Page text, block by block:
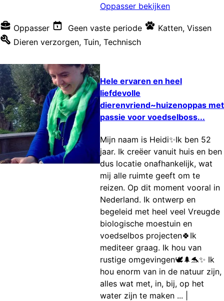
Oppasser bekijken
Oppasser Geen vaste periode Katten, Vissen
Dieren verzorgen, Tuin, Technisch
Hele ervaren en heel
liefdevolle
dierenvriend~huizenoppas met
passie voor voedselboss...
Mijn naam is Heidi✨Ik ben 52
jaar. Ik creëer vanuit huis en ben
dus locatie onafhankelijk, wat
mij alle ruimte geeft om te
reizen. Op dit moment vooral in
Nederland. Ik ontwerp en
begeleid met heel veel Vreugde
biologische moestuin en
voedselbos projecten🍀Ik
mediteer graag. Ik hou van
rustige omgevingen🕊🌲🐬✨ Ik
hou enorm van in de natuur zijn,
alles wat met, in, bij, op het
water zijn te maken ...